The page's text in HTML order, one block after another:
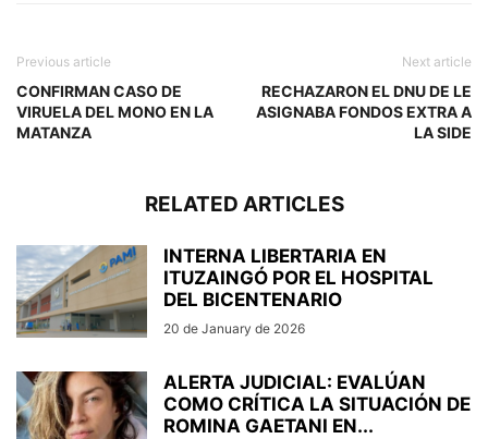
Previous article
CONFIRMAN CASO DE
VIRUELA DEL MONO EN LA
MATANZA
Next article
RECHAZARON EL DNU DE LE
ASIGNABA FONDOS EXTRA A
LA SIDE
RELATED ARTICLES
INTERNA LIBERTARIA EN
ITUZAINGÓ POR EL HOSPITAL
DEL BICENTENARIO
20 de January de 2026
ALERTA JUDICIAL: EVALÚAN
COMO CRÍTICA LA SITUACIÓN DE
ROMINA GAETANI EN...